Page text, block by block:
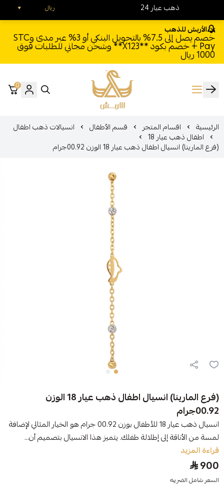
الأربش للذهب
خصم يصل إلى 7.5% بالتحويل البنكي أو 3% عبر مدى وSTC
Pay + خصم بكود **X123** وشحن مجاني للطلبات فوق
1000 ريال
الأربش للذهب
0
الرئيسية اقسام المتجر قسم الأطفال انسيالات ذهب اطفال
اطفال ذهب عيار 18
(فرع المارينا) انسيال اطفال ذهب عيار 18 الوزن 00.92جرام
(فرع المارينا) انسيال اطفال ذهب عيار 18 الوزن
00.92جرام
انسيال ذهب عيار 18 للأطفال بوزن 00.92 جرام هو الخيار المثالي لإضافة
لمسة من الأناقة إلى إطلالة طفلك. يتميز هذا الانسيال بتصميم أن...
قراءة المزيد
900
السعر شامل الضريبه
24 ذهب عيار ريال